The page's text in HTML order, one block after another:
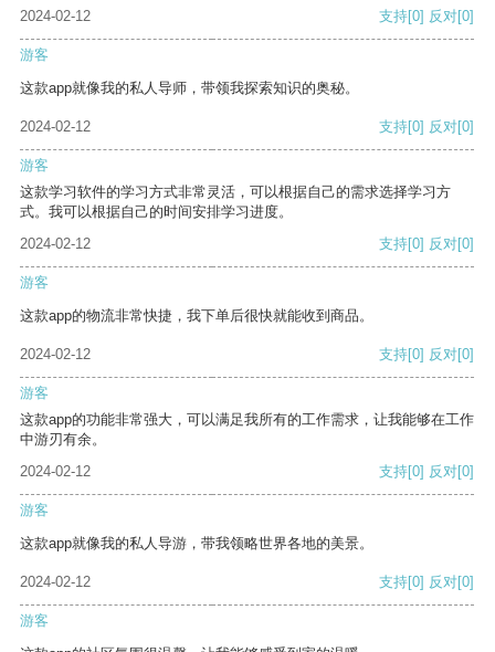
2024-02-12 支持[0] 反对[0]
游客
这款app就像我的私人导师，带领我探索知识的奥秘。
2024-02-12 支持[0] 反对[0]
游客
这款学习软件的学习方式非常灵活，可以根据自己的需求选择学习方
式。我可以根据自己的时间安排学习进度。
2024-02-12
支持[0] 反对[0]
游客
这款app的物流非常快捷，我下单后很快就能收到商品。
2024-02-12 支持[0] 反对[0]
游客
这款app的功能非常强大，可以满足我所有的工作需求，让我能够在工作
中游刃有余。
2024-02-12
支持[0] 反对[0]
游客
这款app就像我的私人导游，带我领略世界各地的美景。
2024-02-12 支持[0] 反对[0]
游客